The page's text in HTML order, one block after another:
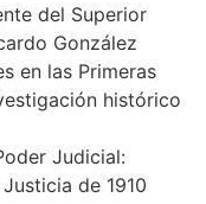
del Superior
González
en las Primeras
histórico
Judicial:
de 1910